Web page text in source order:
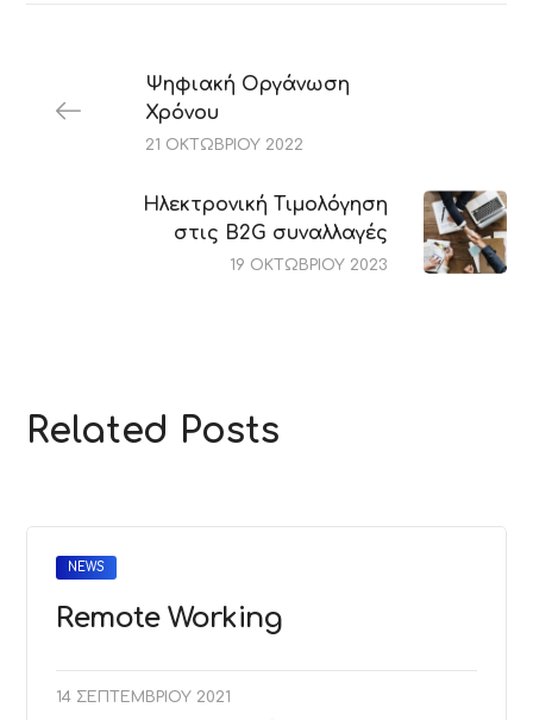
Ψηφιακή Οργάνωση
Χρόνου
21 ΟΚΤΩΒΡΊΟΥ 2022
Ηλεκτρονική Τιμολόγηση
στις B2G συναλλαγές
19 ΟΚΤΩΒΡΊΟΥ 2023
Related Posts
NEWS
Remote Working
14 ΣΕΠΤΕΜΒΡΊΟΥ 2021